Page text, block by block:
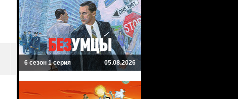
6 сезон 1 серия 05.08.2026